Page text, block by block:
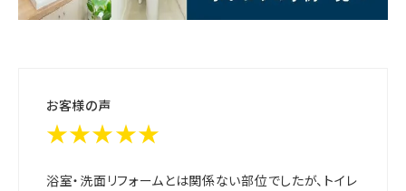
お客様の声
★★★★★
浴室・洗面リフォームとは関係ない部位でしたが、トイレ